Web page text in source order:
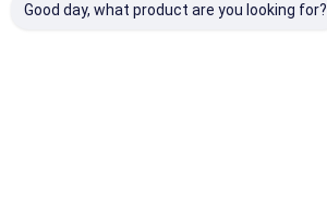
Good day, what product are you looking for?